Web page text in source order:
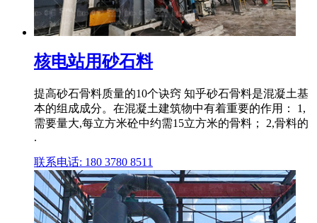
核电站用砂石料
提高砂石骨料质量的10个诀窍 知乎砂石骨料是混凝土基
本的组成成分。在混凝土建筑物中有着重要的作用： 1,
需要量大,每立方米砼中约需15立方米的骨料； 2,骨料的
.
联系电话: 180 3780 8511